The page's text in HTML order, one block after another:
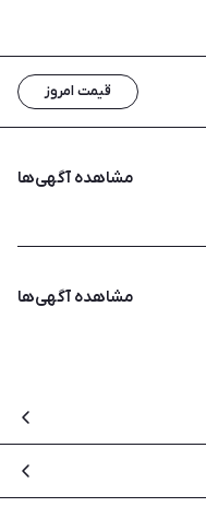
قیمت امروز
مشاهده آگهی‌ها
مشاهده آگهی‌ها